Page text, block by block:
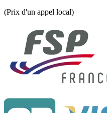
(Prix d'un appel local)